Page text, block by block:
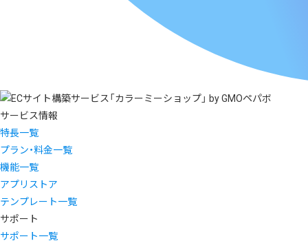
サービス情報
特長一覧
プラン・料金一覧
機能一覧
アプリストア
テンプレート一覧
サポート
サポート一覧